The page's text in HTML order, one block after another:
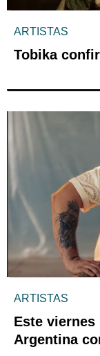
ARTISTAS
Tobika
ARTISTAS
Este viernes
Argentina